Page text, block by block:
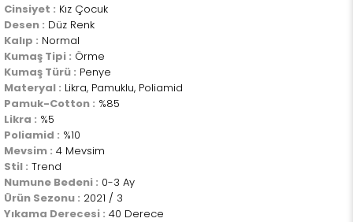
Cinsiyet : Kız Çocuk
Desen : Düz Renk
Kalıp : Normal
Kumaş Tipi : Örme
Kumaş Türü : Penye
Materyal : Likra, Pamuklu, Poliamid
Pamuk-Cotton : %85
Likra : %5
Poliamid : %10
Mevsim : 4 Mevsim
Stil : Trend
Numune Bedeni : 0-3 Ay
Ürün Sezonu : 2021 / 3
Yıkama Derecesi : 40 Derece